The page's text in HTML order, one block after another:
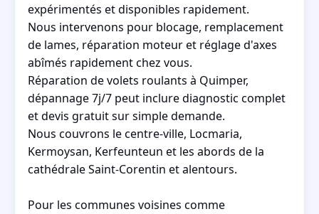
expérimentés et disponibles rapidement.
Nous intervenons pour blocage, remplacement
de lames, réparation moteur et réglage d'axes
abîmés rapidement chez vous.
Réparation de volets roulants à Quimper,
dépannage 7j/7 peut inclure diagnostic complet
et devis gratuit sur simple demande.
Nous couvrons le centre-ville, Locmaria,
Kermoysan, Kerfeunteun et les abords de la
cathédrale Saint-Corentin et alentours.
Pour les communes voisines comme